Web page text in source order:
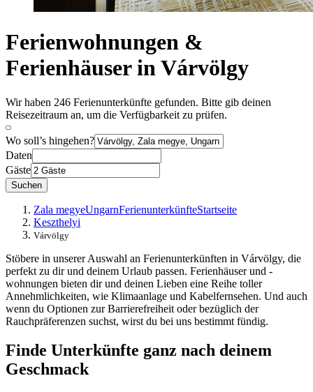
Ferienwohnungen &
Ferienhäuser in Várvölgy
Wir haben 246 Ferienunterkünfte gefunden. Bitte gib deinen
Reisezeitraum an, um die Verfügbarkeit zu prüfen.
Wo soll’s hingehen?
Daten
Gäste
Suchen
Zala megyeUngarnFerienunterkünfteStartseite
Keszthelyi
Várvölgy
Stöbere in unserer Auswahl an Ferienunterkünften in Várvölgy, die
perfekt zu dir und deinem Urlaub passen. Ferienhäuser und -
wohnungen bieten dir und deinen Lieben eine Reihe toller
Annehmlichkeiten, wie Klimaanlage und Kabelfernsehen. Und auch
wenn du Optionen zur Barrierefreiheit oder bezüglich der
Rauchpräferenzen suchst, wirst du bei uns bestimmt fündig.
Finde Unterkünfte ganz nach deinem
Geschmack